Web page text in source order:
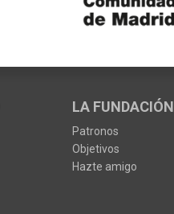
LA FUNDACIÓN
Patronos
Objetivos
Hazte amigo